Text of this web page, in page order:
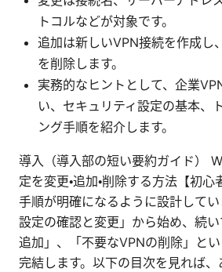
トコルなどが対象です。
追加は新しいVPN接続を作成し
を削除します。
実務的なヒントとして、企業
い、セキュリティ設定の基本、
ング手順を紹介します。
導入（導入部の短い要約ガイド）
定を変更・追加・削除する方法【初
手順が明確になるように設計して
設定の確認と変更」から始め、続
追加」、「不要なVPNの削除」と
完結します。以下の目次を見れば